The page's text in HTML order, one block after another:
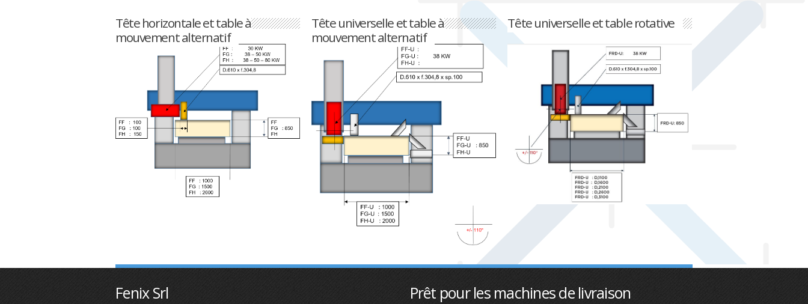
Tête horizontale et table à
mouvement alternatif
Tête universelle et table à
mouvement alternatif
Tête universelle et table rotative
Fenix Srl Prêt pour les machines de livraison